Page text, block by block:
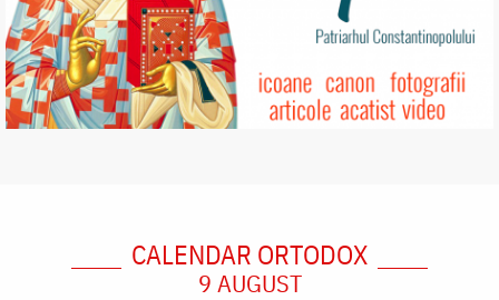
CALENDAR ORTODOX
9 AUGUST